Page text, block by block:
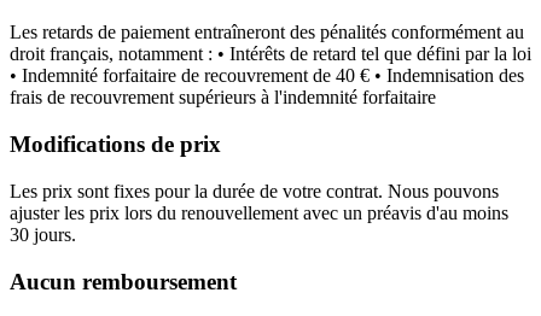
Les retards de paiement entraîneront des pénalités conformément au
droit français, notamment : • Intérêts de retard tel que défini par la loi
• Indemnité forfaitaire de recouvrement de 40 € • Indemnisation des
frais de recouvrement supérieurs à l'indemnité forfaitaire
Modifications de prix
Les prix sont fixes pour la durée de votre contrat. Nous pouvons
ajuster les prix lors du renouvellement avec un préavis d'au moins
30 jours.
Aucun remboursement